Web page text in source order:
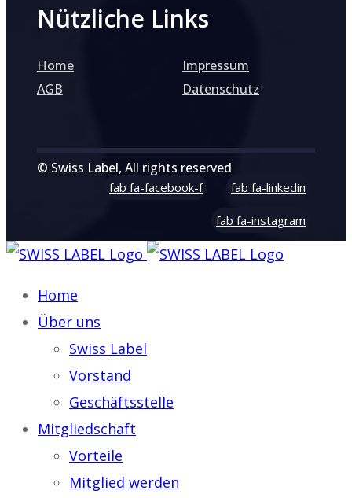
Nützliche Links
Home
AGB
Impressum
Datenschutz
© Swiss Label, All rights reserved
fab fa-facebook-f fab fa-linkedin
fab fa-instagram
Home
Über uns
Swiss Label
Vorstand
Geschäftsstelle
Mitgliedschaft
Vorteile
Mitglied werden